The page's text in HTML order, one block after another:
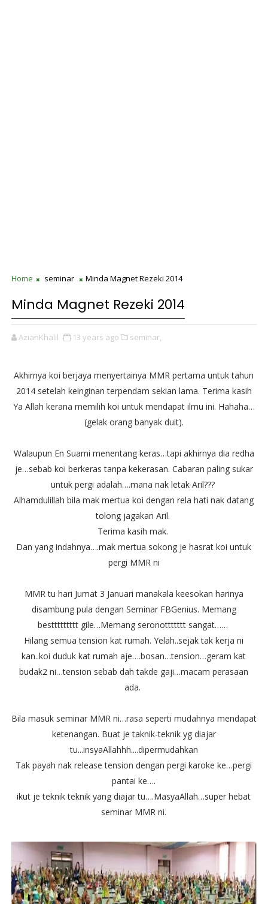
Home seminar Minda Magnet Rezeki 2014
Minda Magnet Rezeki 2014
AzianKhalil 13 years ago seminar,
Akhirnya koi berjaya menyertainya MMR pertama untuk tahun
2014 setelah keinginan terpendam sekian lama. Terima kasih
Ya Allah kerana memilih koi untuk mendapat ilmu ini. Hahaha…
(gelak orang banyak duit).
Walaupun En Suami menentang keras…tapi akhirnya dia redha
je…sebab koi berkeras tanpa kekerasan. Cabaran paling sukar
untuk pergi adalah….mana nak letak Aril???
Alhamdulillah bila mak mertua koi dengan rela hati nak datang
tolong jagakan Aril.
Terima kasih mak.
Dan yang indahnya….mak mertua sokong je hasrat koi untuk
pergi MMR ni
MMR tu hari Jumat 3 Januari manakala keesokan harinya
disambung pula dengan Seminar FBGenius. Memang
besttttttttt gile…Memang seronottttttt sangat……
Hilang semua tension kat rumah. Yelah..sejak tak kerja ni
kan..koi duduk kat rumah aje….bosan…tension…geram kat
budak2 ni…tension sebab dah takde gaji…macam perasaan
ada.
Bila masuk seminar MMR ni…rasa seperti mudahnya mendapat
ketenangan. Buat je taknik-teknik yg diajar
tu...insyaAllahhh....dipermudahkan
Tak payah nak release tension dengan pergi karoke ke…pergi
pantai ke….
ikut je teknik teknik yang diajar tu….MasyaAllah…super hebat
seminar MMR ni.